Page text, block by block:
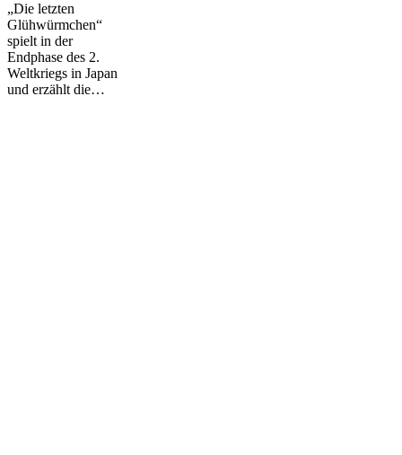
„Die letzten
Glühwürmchen“
spielt in der
Endphase des 2.
Weltkriegs in Japan
und erzählt die…